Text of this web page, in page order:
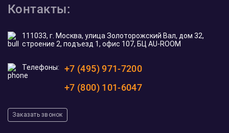
Контакты:
111033, г. Москва, улица Золоторожский Вал, дом 32,
строение 2, подъезд 1, офис 107, БЦ AU-ROOM
Телефоны:
+7 (495) 971-7200
+7 (800) 101-6047
Заказать звонок